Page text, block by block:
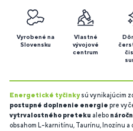
Vyrobené na
Slovensku
Vlastné
vývojové
centrum
Energetické tyčinkysú vynikajúcim
postupné doplnenie energie pre
vytrvalostného preteku alebo
obsahom L-karnitínu, Taurínu, Inozínu